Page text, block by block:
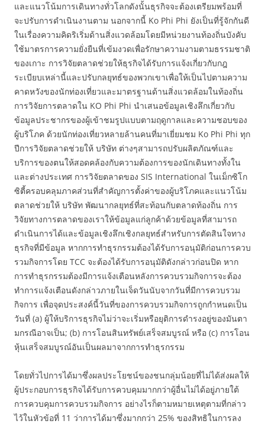
และแนวโน้มการเดินทางทั่วโลกดังนั้นธุรกิจจะต้องเตรียมพร้อมที่
จะปรับการดำเนินงานตาม นอกจากนี้ Ko Phi Phi ยังเป็นที่รู้จักกันดี
ในเรื่องความคิดริเริ่มด้านสิ่งแวดล้อมโดยมีหน่วยงานท้องถิ่นบังคับ
ใช้มาตรการความยั่งยืนที่เข้มงวดเพื่อรักษาความงามตามธรรมชาติ
ของเกาะ การวิจัยตลาดช่วยให้ธุรกิจได้รับการแจ้งเกี่ยวกับกฎ
ระเบียบเหล่านี้และปรับกลยุทธ์ของพวกเขาเพื่อให้เป็นไปตามความ
คาดหวังของนักท่องเที่ยวและมาตรฐานด้านสิ่งแวดล้อมในท้องถิ่น
การวิจัยการตลาดใน KO Phi Phi นำเสนอข้อมูลเชิงลึกเกี่ยวกับ
ข้อมูลประชากรของผู้เข้าชมรูปแบบตามฤดูกาลและความชอบของ
ผู้บริโภค ด้วยนักท่องเที่ยวหลายล้านคนที่มาเยี่ยมชม Ko Phi Phi ทุก
ปีการวิจัยตลาดช่วยให้ บริษัท ต่างๆสามารถปรับผลิตภัณฑ์และ
บริการของตนให้สอดคล้องกับความต้องการของนักเดินทางทั้งใน
และต่างประเทศ การวิจัยตลาดของ SIS International ในเม็กซิโก
ซิตี้ครอบคลุมภาคส่วนที่สำคัญการตั้งค่าของผู้บริโภคและแนวโน้ม
ตลาดช่วยให้ บริษัท พัฒนากลยุทธ์ที่สะท้อนกับตลาดท้องถิ่น การ
วิจัยทางการตลาดของเราให้ข้อมูลแก่ลูกค้าด้วยข้อมูลที่สามารถ
ดำเนินการได้และข้อมูลเชิงลึกเชิงกลยุทธ์สำหรับการตัดสินใจทาง
ธุรกิจที่มีข้อมูล หากการทำธุรกรรมต้องได้รับการอนุมัติก่อนการควบ
รวมกิจการโดย TCC จะต้องได้รับการอนุมัติดังกล่าวก่อนปิด หาก
การทำธุรกรรมต้องมีการแจ้งเตือนหลังการควบรวมกิจการจะต้อง
ทำการแจ้งเตือนดังกล่าวภายในเจ็ดวันนับจากวันที่มีการควบรวม
กิจการ เพื่อจุดประสงค์นี้วันที่ของการควบรวมกิจการถูกกำหนดเป็น
วันที่ (a) ผู้ให้บริการธุรกิจไม่ว่าจะเริ่มหรือยุติการดำรงอยู่ของมันตา
มกรณีอาจเป็น; (b) การโอนสินทรัพย์เสร็จสมบูรณ์ หรือ (c) การโอน
หุ้นเสร็จสมบูรณ์อันเป็นผลมาจากการทำธุรกรรม
โดยทั่วไปการได้มาซึ่งผลประโยชน์ของชนกลุ่มน้อยที่ไม่ได้ส่งผลให้
ผู้ประกอบการธุรกิจได้รับการควบคุมมากกว่าผู้อื่นไม่ได้อยู่ภายใต้
การควบคุมการควบรวมกิจการ อย่างไรก็ตามหมายเหตุตามที่กล่าว
ไว้ในหัวข้อที่ 11 ว่าการได้มาซึ่งมากกว่า 25% ของสิทธิในการลง